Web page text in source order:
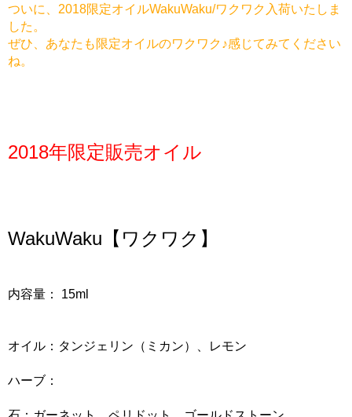
ついに、2018限定オイルWakuWaku/ワクワク入荷いたしま
した。
ぜひ、あなたも限定オイルのワクワク♪感じてみてください
ね。
2018年限定販売オイル
WakuWaku【ワクワク】
内容量： 15ml
オイル：タンジェリン（ミカン）、レモン
ハーブ：